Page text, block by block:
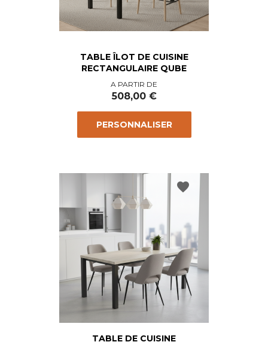
TABLE ÎLOT DE CUISINE
RECTANGULAIRE QUBE
Prix
A PARTIR DE
508,00 €
PERSONNALISER
TABLE DE CUISINE
favorite